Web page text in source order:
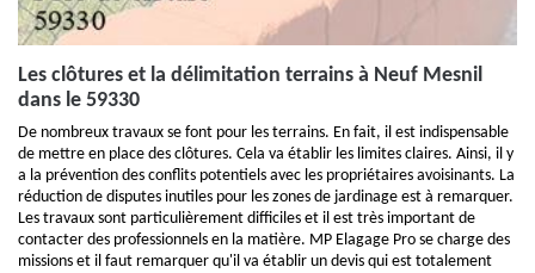
Les clôtures et la délimitation terrains à Neuf Mesnil
dans le 59330
De nombreux travaux se font pour les terrains. En fait, il est indispensable
de mettre en place des clôtures. Cela va établir les limites claires. Ainsi, il y
a la prévention des conflits potentiels avec les propriétaires avoisinants. La
réduction de disputes inutiles pour les zones de jardinage est à remarquer.
Les travaux sont particulièrement difficiles et il est très important de
contacter des professionnels en la matière. MP Elagage Pro se charge des
missions et il faut remarquer qu'il va établir un devis qui est totalement